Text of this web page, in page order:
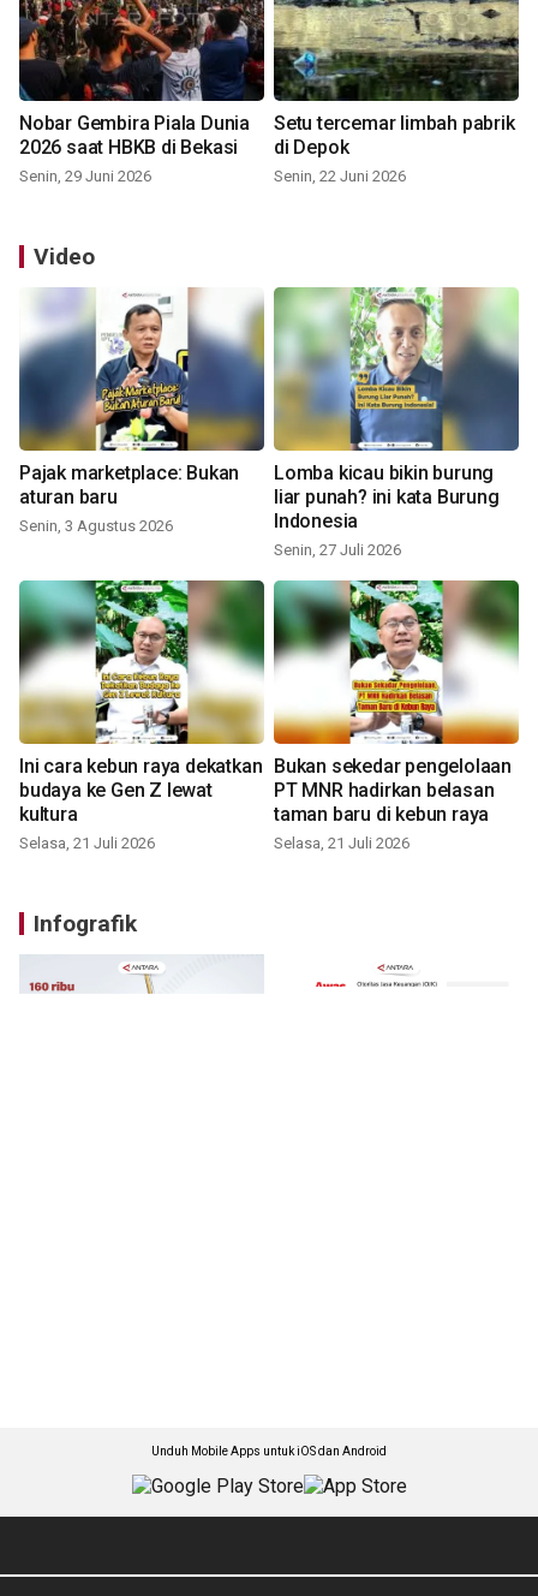
Nobar Gembira Piala Dunia
2026 saat HBKB di Bekasi
Senin, 29 Juni 2026
Setu tercemar limbah pabrik
di Depok
Senin, 22 Juni 2026
Video
Pajak marketplace: Bukan
aturan baru
Senin, 3 Agustus 2026
Lomba kicau bikin burung
liar punah? ini kata Burung
Indonesia
Senin, 27 Juli 2026
Ini cara kebun raya dekatkan
budaya ke Gen Z lewat
kultura
Selasa, 21 Juli 2026
Bukan sekedar pengelolaan
PT MNR hadirkan belasan
taman baru di kebun raya
Selasa, 21 Juli 2026
Infografik
Unduh Mobile Apps untuk iOS dan Android